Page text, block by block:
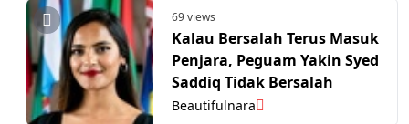
69 views
Kalau Bersalah Terus Masuk
Penjara, Peguam Yakin Syed
Saddiq Tidak Bersalah
Beautifulnara